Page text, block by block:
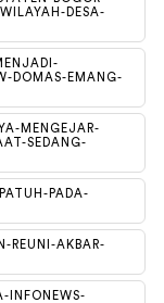
DESA-
DOMAS-EMANG-
MENGEJAR-
SEDANG-
PADA-
REUNI-AKBAR-
INFONEWS-